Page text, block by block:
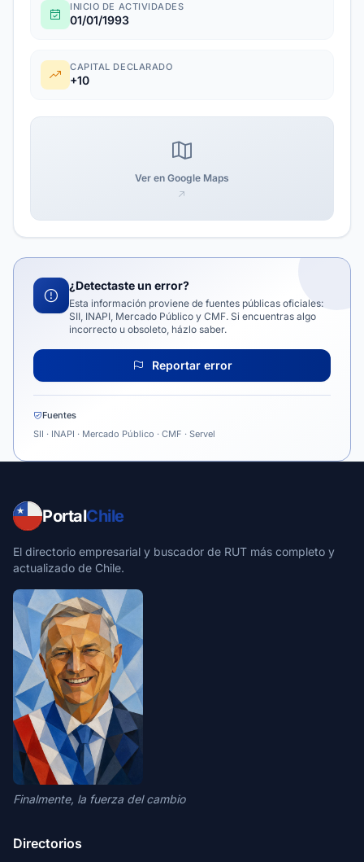
INICIO DE ACTIVIDADES
01/01/1993
CAPITAL DECLARADO
+10
Ver en Google Maps
¿Detectaste un error?
Esta información proviene de fuentes públicas oficiales:
SII, INAPI, Mercado Público y CMF. Si encuentras algo
incorrecto u obsoleto, házlo saber.
Reportar error
Fuentes
SII · INAPI · Mercado Público · CMF · Servel
PortalChile
El directorio empresarial y buscador de RUT más completo y
actualizado de Chile.
Finalmente, la fuerza del cambio
Directorios